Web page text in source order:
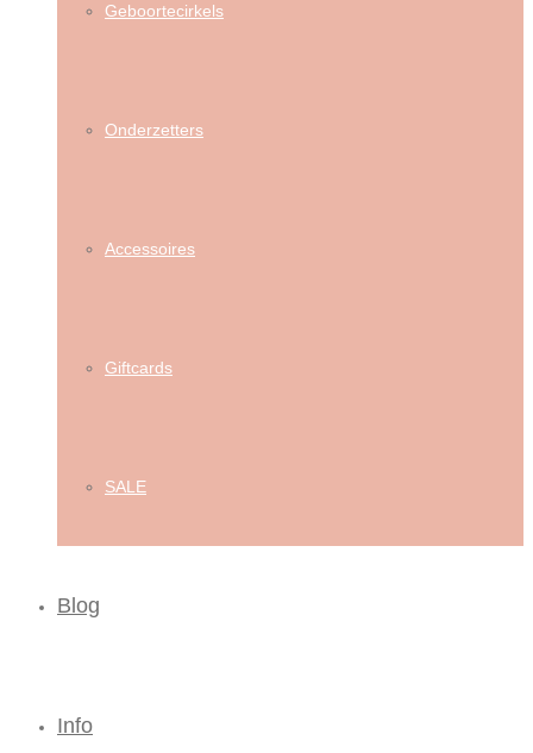
Geboortecirkels
Onderzetters
Accessoires
Giftcards
SALE
Blog
Info